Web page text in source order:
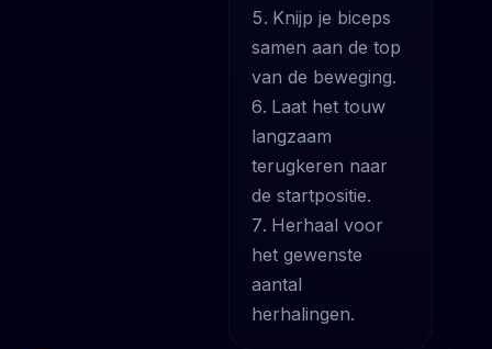
Knijp je biceps
samen aan de top
van de beweging.
Laat het touw
langzaam
terugkeren naar
de startpositie.
Herhaal voor
het gewenste
aantal
herhalingen.